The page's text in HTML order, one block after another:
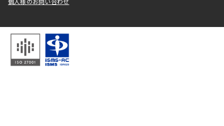
個人様のお問い合わせ